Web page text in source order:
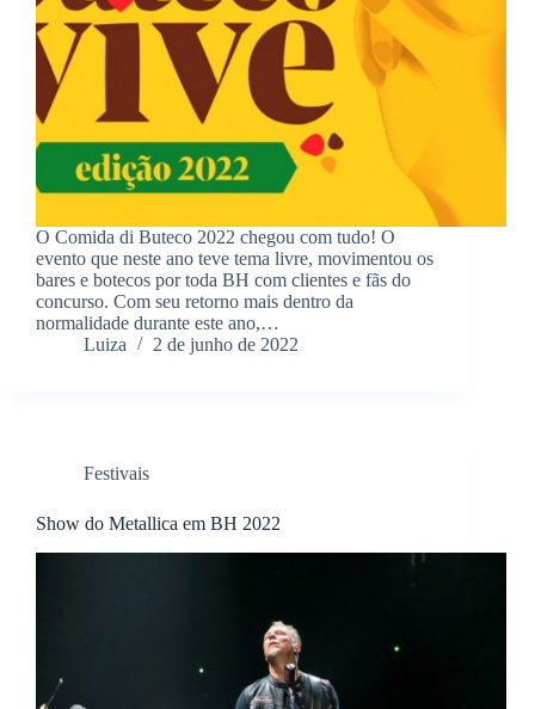
O Comida di Buteco 2022 chegou com tudo! O
evento que neste ano teve tema livre, movimentou os
bares e botecos por toda BH com clientes e fãs do
concurso. Com seu retorno mais dentro da
normalidade durante este ano,…
Luiza
2 de junho de 2022
Festivais
Show do Metallica em BH 2022